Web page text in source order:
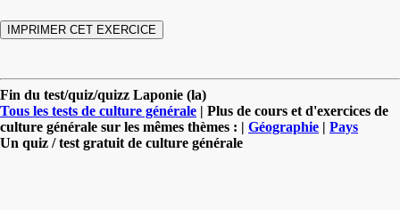
Fin du test/quiz/quizz Laponie (la)
Tous les tests de culture générale | Plus de cours et d'exercices de
culture générale sur les mêmes thèmes : | Géographie | Pays
Un quiz / test gratuit de culture générale